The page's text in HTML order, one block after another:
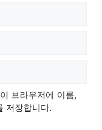
브라우저에 이름,
저장합니다.